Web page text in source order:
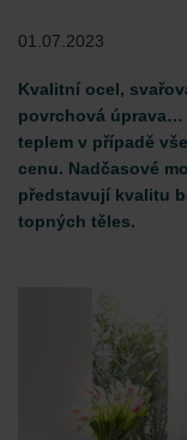
01.07.2023
Kvalitní ocel,
povrchová úprava…
teplem v případě
cenu. Nadčasové
představují kvalitu
topných těles.